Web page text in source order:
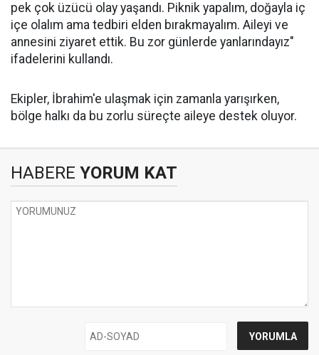
pek çok üzücü olay yaşandı. Piknik yapalım, doğayla iç
içe olalım ama tedbiri elden bırakmayalım. Aileyi ve
annesini ziyaret ettik. Bu zor günlerde yanlarındayız"
ifadelerini kullandı.
Ekipler, İbrahim'e ulaşmak için zamanla yarışırken,
bölge halkı da bu zorlu süreçte aileye destek oluyor.
HABERE YORUM KAT